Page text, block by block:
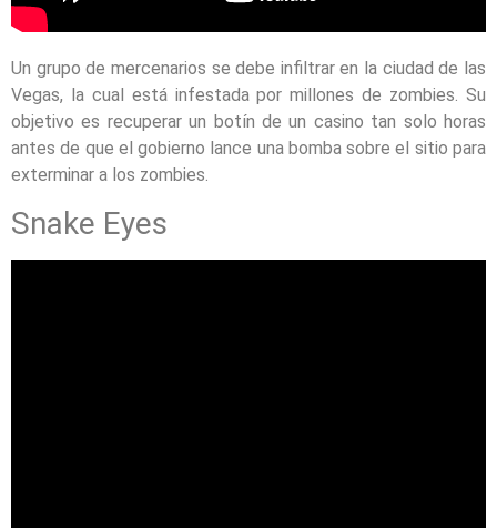
Un grupo de mercenarios se debe infiltrar en la ciudad de las
Vegas, la cual está infestada por millones de zombies. Su
objetivo es recuperar un botín de un casino tan solo horas
antes de que el gobierno lance una bomba sobre el sitio para
exterminar a los zombies.
Snake Eyes